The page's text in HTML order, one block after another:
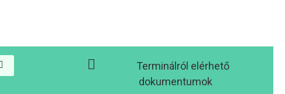
Terminálról elérhető
dokumentumok